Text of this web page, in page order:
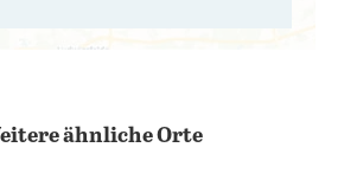
ähnliche Orte